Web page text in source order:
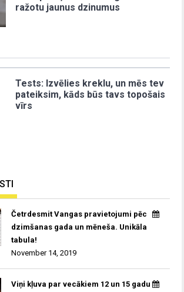
ražotu jaunus dzinumus
Tests: Izvēlies kreklu, un mēs tev
pateiksim, kāds būs tavs topošais
vīrs
Četrdesmit Vangas pravietojumi pēc
dzimšanas gada un mēneša. Unikāla
tabula!
November 14, 2019
Viņi kļuva par vecākiem 12 un 15 gadu